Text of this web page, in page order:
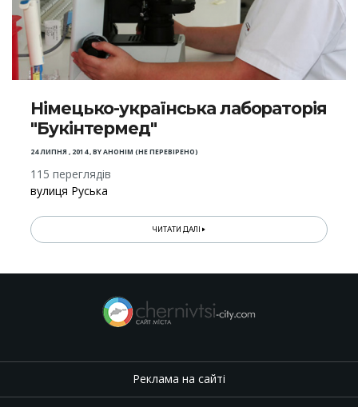
Німецько-українська лабораторія
"Букінтермед"
24 ЛИПНЯ , 2014,BYАНОНІМ (НЕ ПЕРЕВІРЕНО)
115 переглядів
вулиця Руська
ЧИТАТИ ДАЛІ
Реклама на сайті